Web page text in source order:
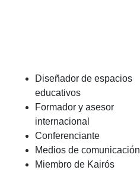
Diseñador de espacios
educativos
Formador y asesor
internacional
Conferenciante
Medios de comunicación
Miembro de Kairós